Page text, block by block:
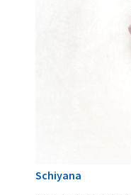
Schiyana